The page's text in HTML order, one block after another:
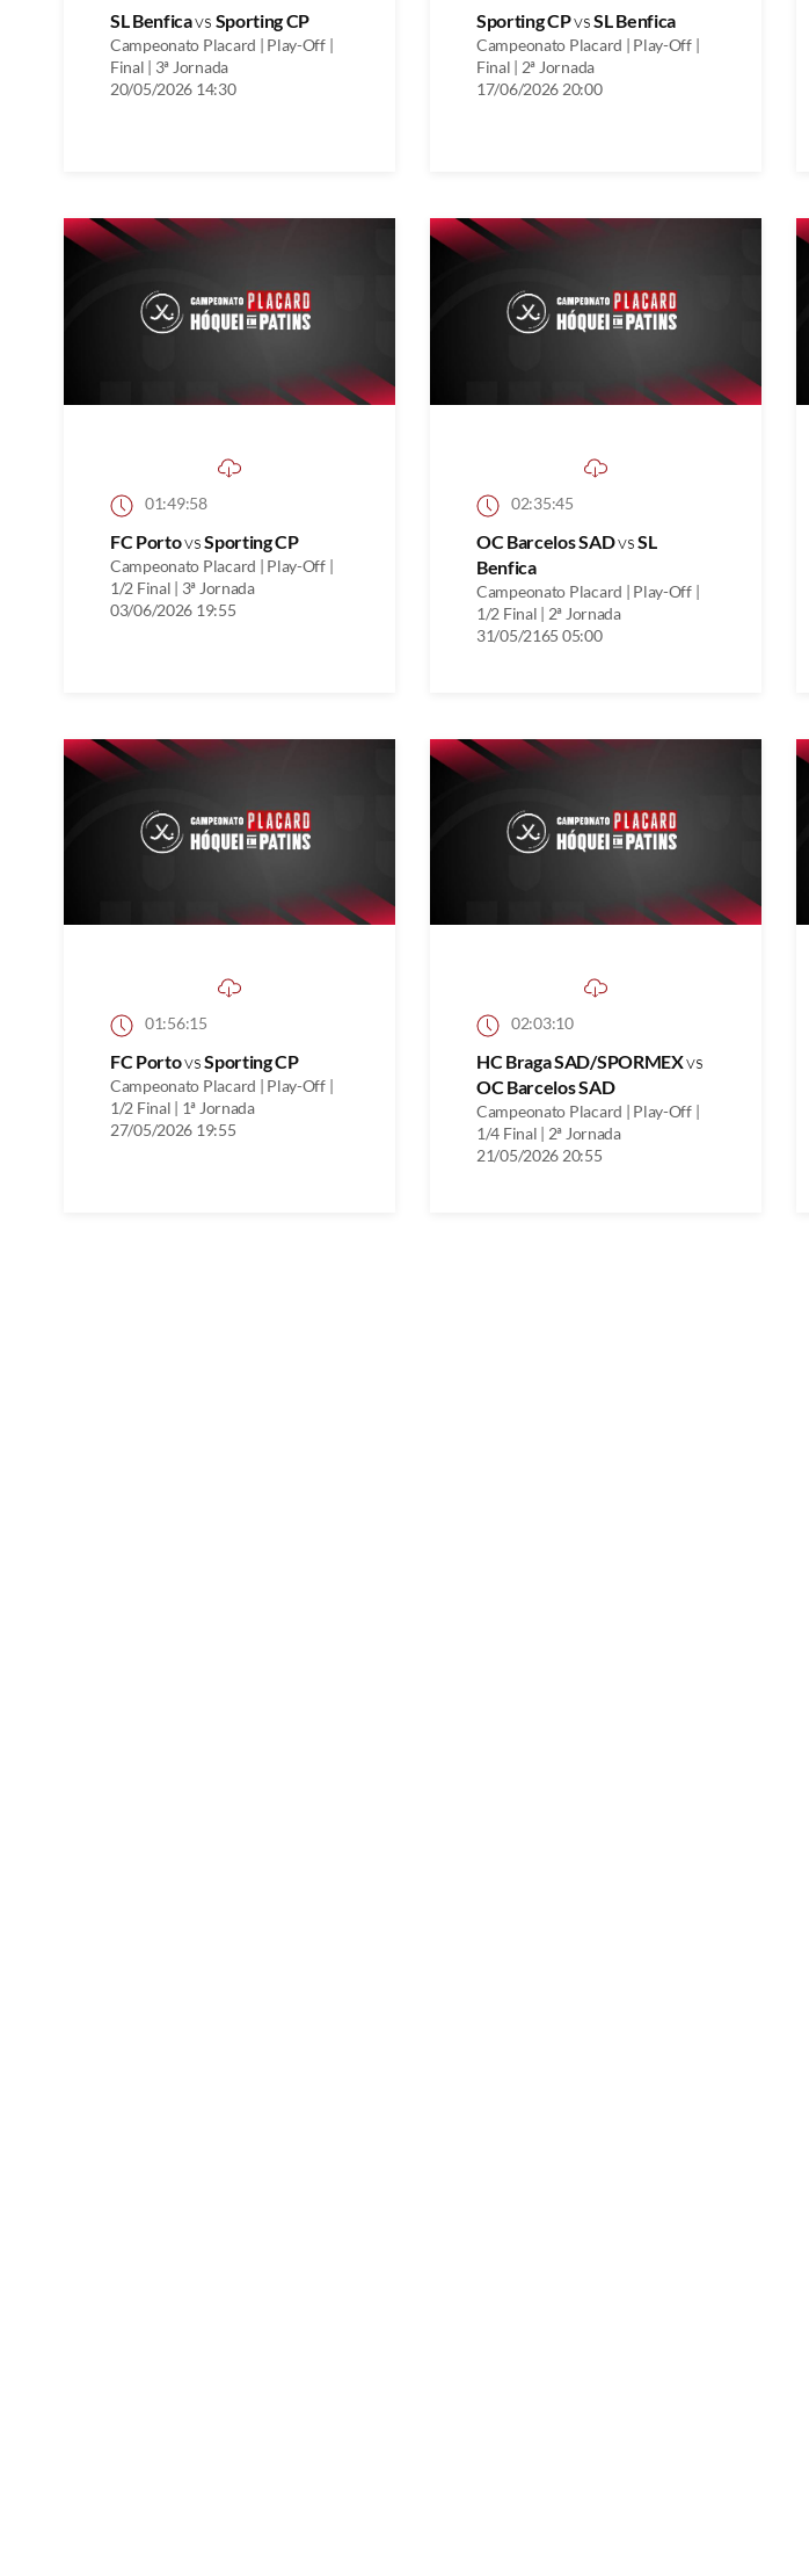
SL Benficavs Sporting CP
Campeonato Placard | Play-Off |
Final | 3ª Jornada
20/05/2026 14:30
Sporting CPvsSL Benfica
Campeonato Placard | Play-Off |
Final | 2ª Jornada
17/06/2026 20:00
01:49:58
FC PortovsSporting CP
Campeonato Placard | Play-Off |
1/2 Final | 3ª Jornada
03/06/2026 19:55
02:35:45
OC Barcelos SADvsSL
Benfica
Campeonato Placard | Play-Off |
1/2 Final | 2ª Jornada
31/05/2165 05:00
01:56:15
FC PortovsSporting CP
Campeonato Placard | Play-Off |
1/2 Final | 1ª Jornada
27/05/2026 19:55
02:03:10
HC Braga SAD/SPORMEXvs
OC Barcelos SAD
Campeonato Placard | Play-Off |
1/4 Final | 2ª Jornada
21/05/2026 20:55